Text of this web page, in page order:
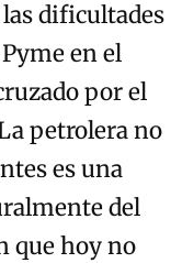
dificultades
en el
por el
petrolera no
es una
del
que hoy no